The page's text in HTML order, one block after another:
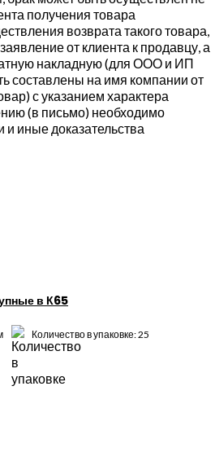
получения товара
возврата такого товара,
от клиента к продавцу, а
накладную (для ООО и ИП
составлены на имя компании от
с указанием характера
(в письмо) необходимо
иные доказательства
в К65
Количество в упаковке: 25